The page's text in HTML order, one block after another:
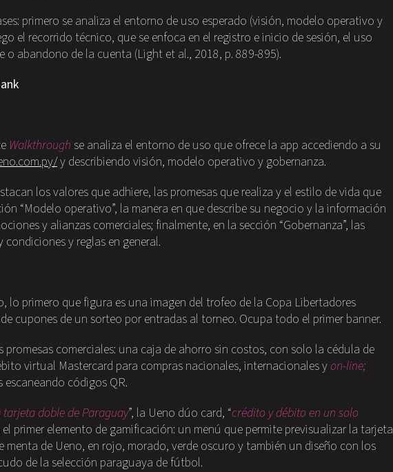
primero se analiza el entorno de uso esperado (visión, modelo operativo y
el recorrido técnico, que se enfoca en el registro e inicio de sesión, el uso
o abandono de la cuenta (Light et al., 2018, p. 889-895).
Walkthrough se analiza el entorno de uso que ofrece la app accediendo a su
y describiendo visión, modelo operativo y gobernanza.
los valores que adhiere, las promesas que realiza y el estilo de vida que
“Modelo operativo”, la manera en que describe su negocio y la información
y alianzas comerciales; finalmente, en la sección “Gobernanza”, las
y reglas en general.
lo primero que figura es una imagen del trofeo de la Copa Libertadores
cupones de un sorteo por entradas al torneo. Ocupa todo el primer banner.
comerciales: una caja de ahorro sin costos, con solo la cédula de
virtual Mastercard para compras nacionales, internacionales yon-line;
códigos QR.
doble de Paraguay”, la Ueno dúo card, “crédito y débito en un solo
el primer elemento de gamificación: un menú que permite previsualizar la tarjeta
menta de Ueno, en rojo, morado, verde oscuro y también un diseño con los
de la selección paraguaya de fútbol.